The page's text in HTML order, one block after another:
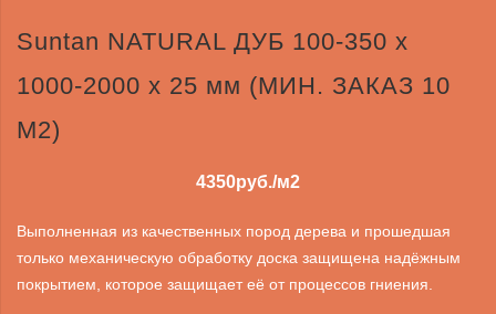
Suntan NATURAL ДУБ 100-350 x
1000-2000 x 25 мм (МИН. ЗАКАЗ 10
М2)
4350руб./м2
Выполненная из качественных пород дерева и прошедшая
только механическую обработку доска защищена надёжным
покрытием, которое защищает её от процессов гниения.